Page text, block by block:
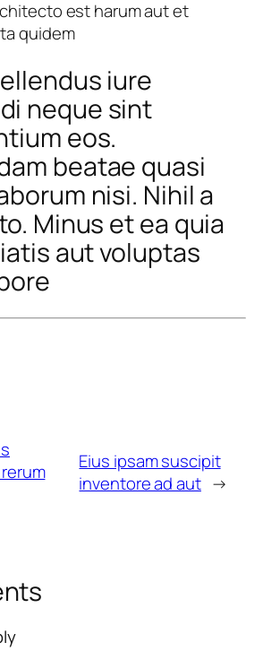
est harum aut et
quidem
iure
neque sint
eos.
beatae quasi
nisi. Nihil a
Minus et ea quia
aut voluptas
Eius ipsam suscipit
inventore ad aut →